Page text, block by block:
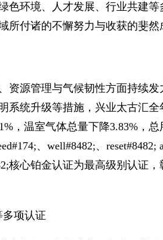
色环境、人才发展、行业共建等
付诸的不懈努力与收获的斐然
源管理与气候韧性方面持续发
系统升级等措施，兴业太古汇全
，温室气体总量下降3.83%，
、well#8482;、reset#8482;
核心铂金认证为最高级别认证
多项认证